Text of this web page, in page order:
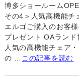
博多ショールーム
その4＞人気高機能チ
エルゴご購入のお客
プレゼント OAラン
人気の高機能チェア
の …
この記事を読む